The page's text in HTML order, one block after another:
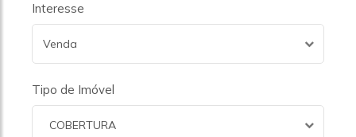
Interesse
Venda
Tipo de Imóvel
COBERTURA